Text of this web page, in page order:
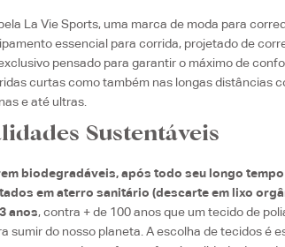
La Vie Sports, uma marca de moda para
essencial para corrida, projetado de
pensado para garantir o máximo de
curtas como também nas longas distâncias
e até ultras.
Sustentáveis
biodegradáveis, após todo seu longo
em aterro sanitário (descarte em lixo
anos, contra + de 100 anos que um tecido de
sumir do nosso planeta. A escolha de tecidos é